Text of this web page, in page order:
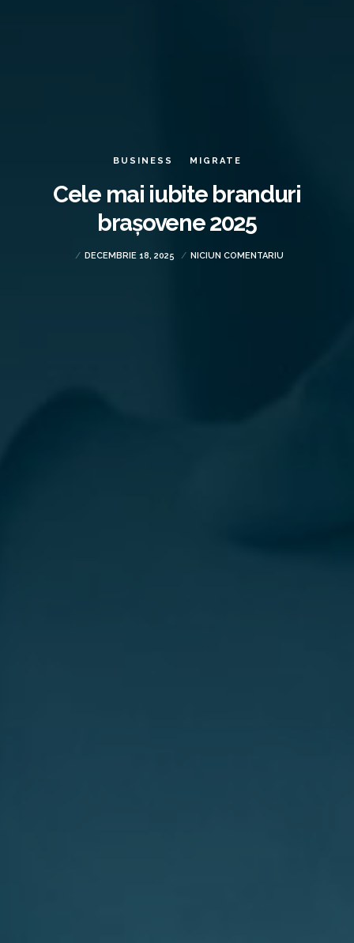
BUSINESS MIGRATE
Cele mai iubite branduri
brașovene 2025
DECEMBRIE 18, 2025 NICIUN COMENTARIU